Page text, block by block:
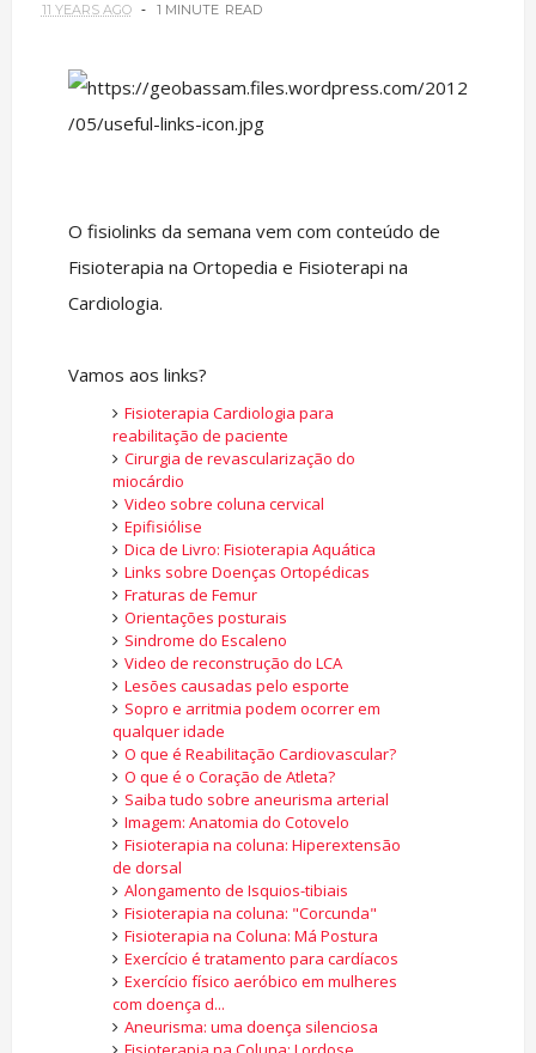
11 YEARS AGO 1 MINUTE READ
O fisiolinks da semana vem com conteúdo de
Fisioterapia na Ortopedia e Fisioterapi na
Cardiologia.
Vamos aos links?
Fisioterapia Cardiologia para
reabilitação de paciente
Cirurgia de revascularização do
miocárdio
Video sobre coluna cervical
Epifisiólise
Dica de Livro: Fisioterapia Aquática
Links sobre Doenças Ortopédicas
Fraturas de Femur
Orientações posturais
Sindrome do Escaleno
Video de reconstrução do LCA
Lesões causadas pelo esporte
Sopro e arritmia podem ocorrer em
qualquer idade
O que é Reabilitação Cardiovascular?
O que é o Coração de Atleta?
Saiba tudo sobre aneurisma arterial
Imagem: Anatomia do Cotovelo
Fisioterapia na coluna: Hiperextensão
de dorsal
Alongamento de Isquios-tibiais
Fisioterapia na coluna: "Corcunda"
Fisioterapia na Coluna: Má Postura
Exercício é tratamento para cardíacos
Exercício físico aeróbico em mulheres
com doença d...
Aneurisma: uma doença silenciosa